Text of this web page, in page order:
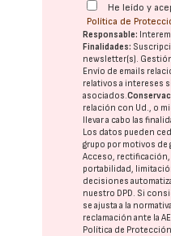
He leído y
Política de
Responsable:
Finalidades:
newsletter(s).
Envío de emails
relativos a intereses
asociados.
relación con Ud., o
llevar a cabo las
Los datos pueden
grupo por motivos
Acceso,
portabilidad,
decisiones
nuestro DPD. Si
se ajusta a la
reclamación ante la
Política de